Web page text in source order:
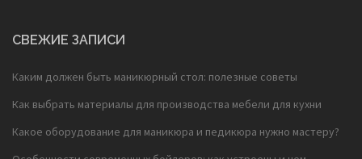
СВЕЖИЕ ЗАПИСИ
Каким должен быть маникюрный стол: полезные советы
Как выбрать материалы для производства мебели для кухни
Какое оборудование для маникюра и педикюра нужно мастеру?